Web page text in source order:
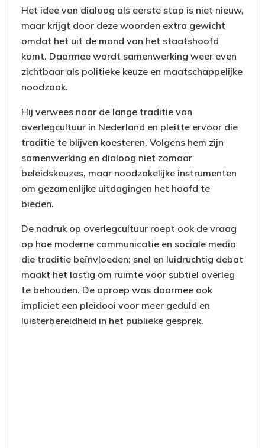
Het idee van dialoog als eerste stap is niet nieuw,
maar krijgt door deze woorden extra gewicht
omdat het uit de mond van het staatshoofd
komt. Daarmee wordt samenwerking weer even
zichtbaar als politieke keuze en maatschappelijke
noodzaak.
Hij verwees naar de lange traditie van
overlegcultuur in Nederland en pleitte ervoor die
traditie te blijven koesteren. Volgens hem zijn
samenwerking en dialoog niet zomaar
beleidskeuzes, maar noodzakelijke instrumenten
om gezamenlijke uitdagingen het hoofd te
bieden.
De nadruk op overlegcultuur roept ook de vraag
op hoe moderne communicatie en sociale media
die traditie beïnvloeden; snel en luidruchtig debat
maakt het lastig om ruimte voor subtiel overleg
te behouden. De oproep was daarmee ook
impliciet een pleidooi voor meer geduld en
luisterbereidheid in het publieke gesprek.